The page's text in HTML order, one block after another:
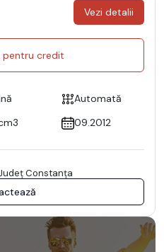
Vezi detalii
pentru credit
Automată
09.2012
Constanţa